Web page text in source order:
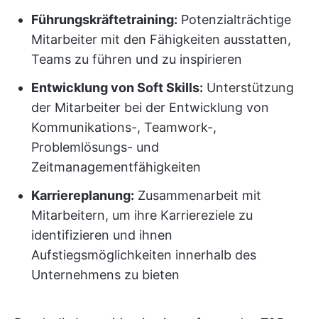
Führungskräftetraining: Potenzialträchtige
Mitarbeiter mit den Fähigkeiten ausstatten,
Teams zu führen und zu inspirieren
Entwicklung von Soft Skills: Unterstützung
der Mitarbeiter bei der Entwicklung von
Kommunikations-, Teamwork-,
Problemlösungs- und
Zeitmanagementfähigkeiten
Karriereplanung: Zusammenarbeit mit
Mitarbeitern, um ihre Karriereziele zu
identifizieren und ihnen
Aufstiegsmöglichkeiten innerhalb des
Unternehmens zu bieten